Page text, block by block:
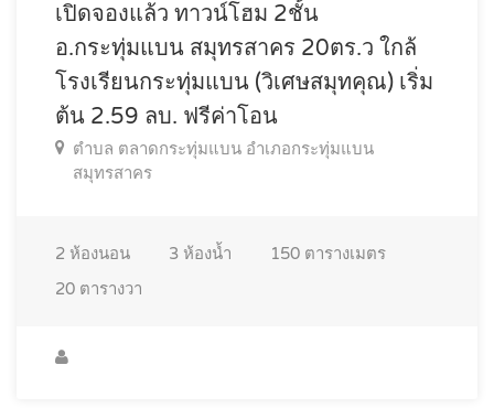
เปิดจองแล้ว ทาวน์โฮม 2ชั้น
อ.กระทุ่มแบน สมุทรสาคร 20ตร.ว ใกล้
โรงเรียนกระทุ่มแบน (วิเศษสมุทคุณ) เริ่ม
ต้น 2.59 ลบ. ฟรีค่าโอน
ตำบล ตลาดกระทุ่มแบน อำเภอกระทุ่มแบน
สมุทรสาคร
2 ห้องนอน 3 ห้องน้ำ 150 ตารางเมตร
20 ตารางวา